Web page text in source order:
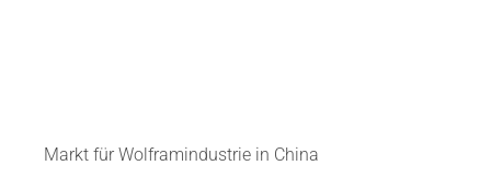
Markt für Wolframindustrie in China